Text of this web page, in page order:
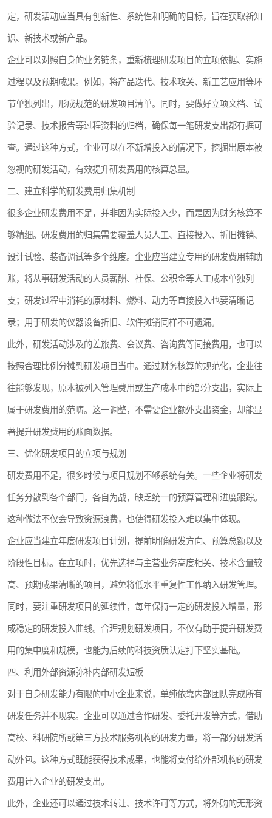
定，研发活动应当具有创新性、系统性和明确的目标，旨在获取新知
识、新技术或新产品。
企业可以对照自身的业务链条，重新梳理研发项目的立项依据、实施
过程以及预期成果。例如，将产品迭代、技术攻关、新工艺应用等环
节单独列出，形成规范的研发项目清单。同时，要做好立项文档、试
验记录、技术报告等过程资料的归档，确保每一笔研发支出都有据可
查。通过这种方式，企业可以在不新增投入的情况下，挖掘出原本被
忽视的研发活动，有效提升研发费用的核算总量。
二、建立科学的研发费用归集机制
很多企业研发费用不足，并非因为实际投入少，而是因为财务核算不
够精细。研发费用的归集需要覆盖人员人工、直接投入、折旧摊销、
设计试验、装备调试等多个维度。企业应当建立专用的研发费用辅助
账，将从事研发活动的人员薪酬、社保、公积金等人工成本单独列
支；研发过程中消耗的原材料、燃料、动力等直接投入也要清晰记
录；用于研发的仪器设备折旧、软件摊销同样不可遗漏。
此外，研发活动涉及的差旅费、会议费、咨询费等间接费用，也可以
按照合理比例分摊到研发项目当中。通过财务核算的规范化，企业往
往能够发现，原本被列入管理费用或生产成本中的部分支出，实际上
属于研发费用的范畴。这一调整，不需要企业额外支出资金，却能显
著提升研发费用的账面数据。
三、优化研发项目的立项与规划
研发费用不足，很多时候与项目规划不够系统有关。一些企业将研发
任务分散到各个部门，各自为战，缺乏统一的预算管理和进度跟踪。
这种做法不仅会导致资源浪费，也使得研发投入难以集中体现。
企业应当建立年度研发项目计划，提前明确研发方向、预算总额以及
阶段性目标。在立项时，优先选择与主营业务高度相关、技术含量较
高、预期成果清晰的项目，避免将低水平重复性工作纳入研发管理。
同时，要注重研发项目的延续性，每年保持一定的研发投入增量，形
成稳定的研发投入曲线。合理规划研发项目，不仅有助于提升研发费
用的集中度和规模，也能为后续的科技资质认定打下坚实基础。
四、利用外部资源弥补内部研发短板
对于自身研发能力有限的中小企业来说，单纯依靠内部团队完成所有
研发任务并不现实。企业可以通过合作研发、委托开发等方式，借助
高校、科研院所或第三方技术服务机构的研发力量，将一部分研发活
动外包。这种方式既能获得技术成果，也能将支付给外部机构的研发
费用计入企业的研发支出。
此外，企业还可以通过技术转让、技术许可等方式，将外购的无形资